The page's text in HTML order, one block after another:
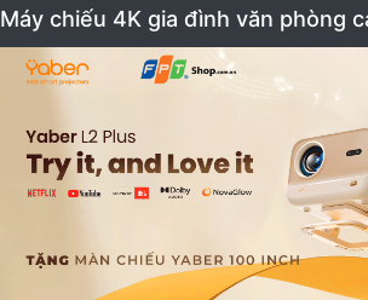
Máy chiếu 4K gia đình văn phòng